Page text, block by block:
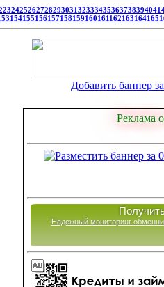
23242526272829303132333435363738394041
154155156157158159160161162163164165
Добавить баннер
Реклама
Надежный мониторинг